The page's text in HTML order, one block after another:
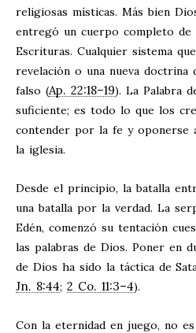
religiosas místicas. Más bien
entregó un cuerpo completo de
Escrituras. Cualquier sistema
revelación o una nueva doctrina
falso (Ap. 22:18–19). La Palabra
suficiente; es todo lo que los
contender por la fe y oponerse
la iglesia.
Desde el principio, la batalla
una batalla por la verdad. La
Edén, comenzó su tentación
las palabras de Dios. Poner en
de Dios ha sido la táctica de
Jn. 8:44; 2 Co. 11:3–4).
Con la eternidad en juego, no